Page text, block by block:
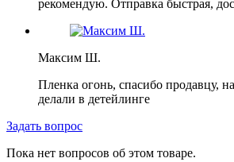
рекомендую. Отправка быстрая,
Максим Ш.
Пленка огонь, спасибо продавцу,
делали в детейлинге
Задать вопрос
Пока нет вопросов об этом товаре.